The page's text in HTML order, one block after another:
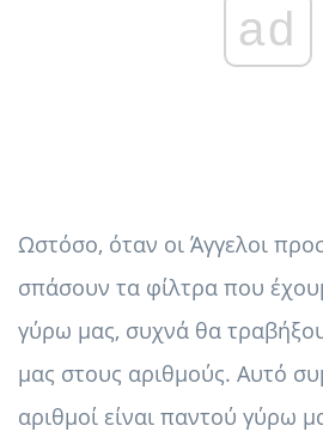
ad
Ωστόσο, όταν οι Άγγελοι
σπάσουν τα φίλτρα που
γύρω μας, συχνά θα
μας στους αριθμούς. Αυτό
αριθμοί είναι παντού γύρω